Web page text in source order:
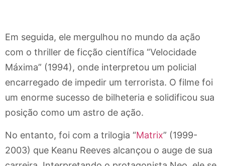
Em seguida, ele mergulhou no mundo da ação
com o thriller de ficção científica “Velocidade
Máxima” (1994), onde interpretou um policial
encarregado de impedir um terrorista. O filme foi
um enorme sucesso de bilheteria e solidificou sua
posição como um astro de ação.
No entanto, foi com a trilogia “Matrix” (1999-
2003) que Keanu Reeves alcançou o auge de sua